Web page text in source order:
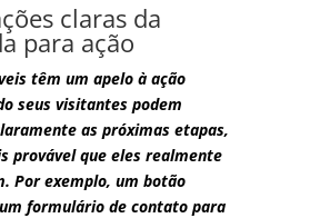
claras da
para ação
​​têm um apelo à ação
seus visitantes podem
as próximas etapas,
provável que eles realmente
Por exemplo, um botão
formulário de contato para